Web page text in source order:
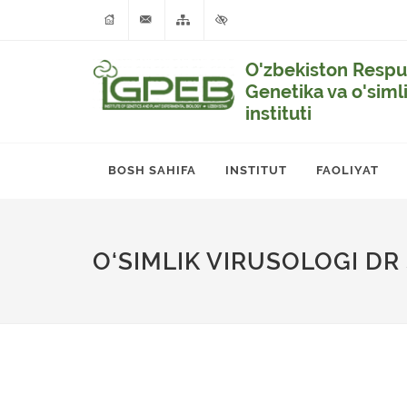
O'zbekiston
Genetika va
instituti
BOSH SAHIFA INSTITUT FAOLIYAT
O‘SIMLIK VIRUSOLOGI